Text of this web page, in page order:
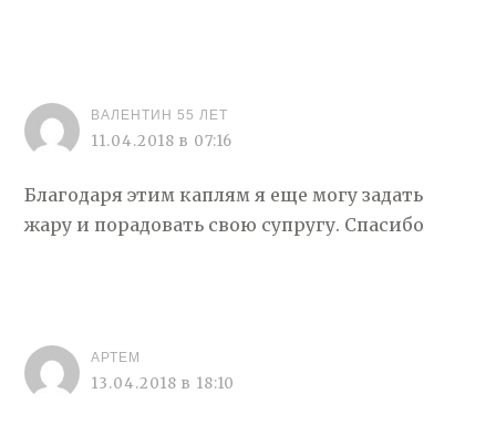
ВАЛЕНТИН 55 ЛЕТ
11.04.2018 в 07:16
Благодаря этим каплям я еще могу задать
жару и порадовать свою супругу. Спасибо
АРТЕМ
13.04.2018 в 18:10